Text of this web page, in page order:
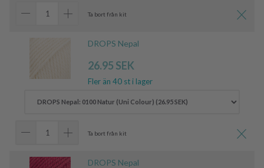
Ta bort från kit
DROPS Nepal
26.95 SEK
Fler än 40 st i lager
Ta bort från kit
DROPS Nepal